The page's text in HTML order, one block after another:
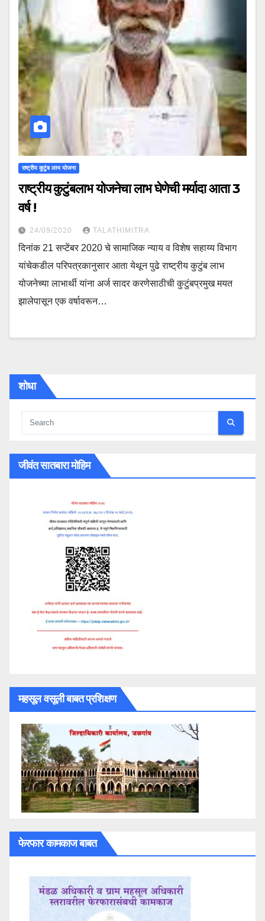
राष्ट्रीय कुटुंब लाभ योजना
राष्ट्रीय कुटुंबलाभ योजनेचा लाभ घेणेची मर्यादा आता 3
वर्ष !
24/09/2020 TALATHIMITRA
दिनांक 21 सप्टेंबर 2020 चे सामाजिक न्याय व विशेष सहाय्य विभाग
यांचेकडील परिपत्रकानुसार आता येथून पुढे राष्ट्रीय कुटुंब लाभ
योजनेच्या लाभार्थी यांना अर्ज सादर करणेसाठीची कुटुंबप्रमुख मयत
झालेपासून एक वर्षावरून…
शोधा
जीवंत सातबारा मोहिम
महसूल वसूली बाबत प्रशिक्षण
फेरफार कामकाज बाबत